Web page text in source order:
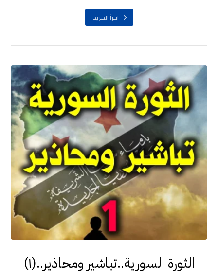
اقرأ المزيد
الثورة السورية..تباشير ومحاذير..(١)